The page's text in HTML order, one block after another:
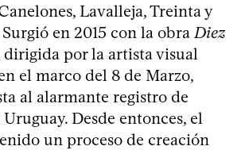
Lavalleja, Treinta y
en 2015 con la obra Diez
dirigida por la artista visual
el marco del 8 de Marzo,
al alarmante registro de
Desde entonces, el
un proceso de creación